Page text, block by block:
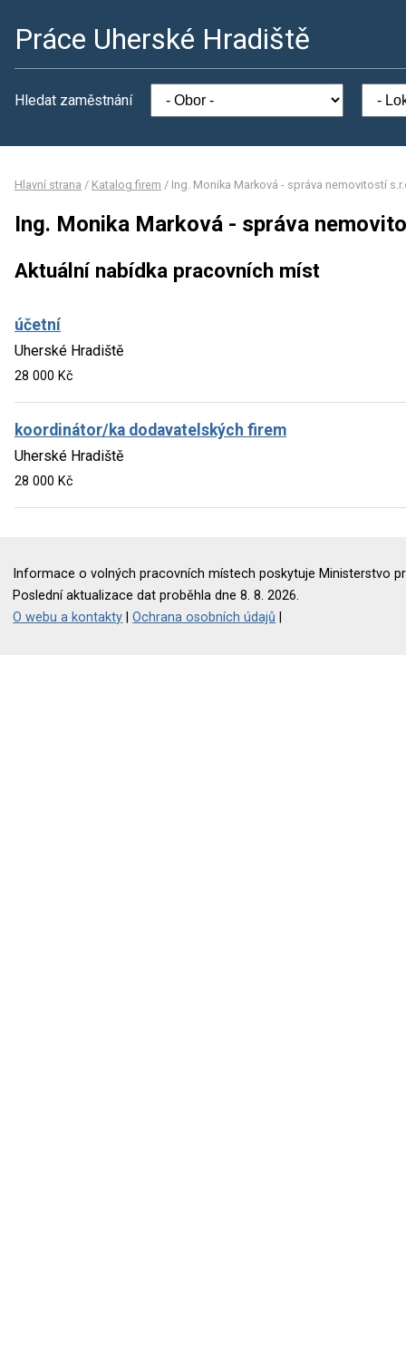
Práce Uherské Hradiště
Hledat zaměstnání
Hlavní strana / Katalog firem / Ing. Monika Marková - správa nemovitostí
Ing. Monika Marková - správa
Aktuální nabídka pracovních míst
účetní
Uherské Hradiště
28 000 Kč
koordinátor/ka dodavatelských firem
Uherské Hradiště
28 000 Kč
Informace o volných pracovních místech poskytuje Ministerstvo
Poslední aktualizace dat proběhla dne 8. 8. 2026.
O webu a kontakty |Ochrana osobních údajů